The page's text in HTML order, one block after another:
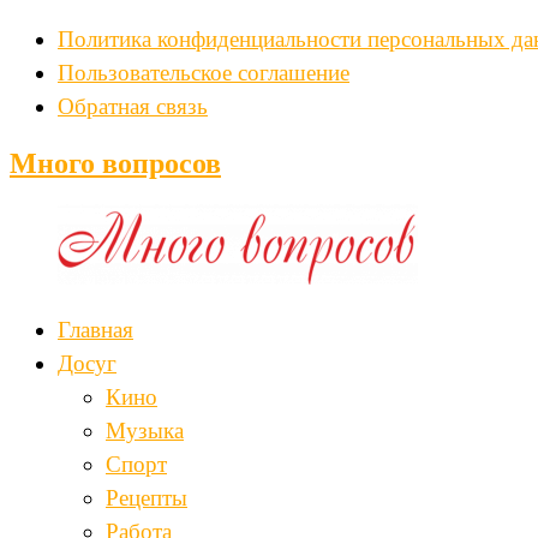
Политика конфиденциальности персональных
Пользовательское соглашение
Обратная связь
Много вопросов
Главная
Досуг
Кино
Музыка
Спорт
Рецепты
Работа